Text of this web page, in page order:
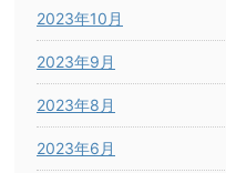
2023年10月
2023年9月
2023年8月
2023年6月